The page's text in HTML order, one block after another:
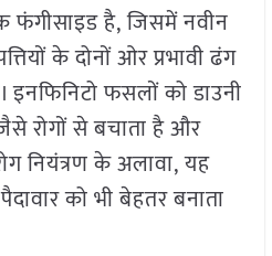
फंगीसाइड है, जिसमें नवीन
के दोनों ओर प्रभावी ढंग
फसलों को डाउनी
रोगों से बचाता है और
नियंत्रण के अलावा, यह
को भी बेहतर बनाता